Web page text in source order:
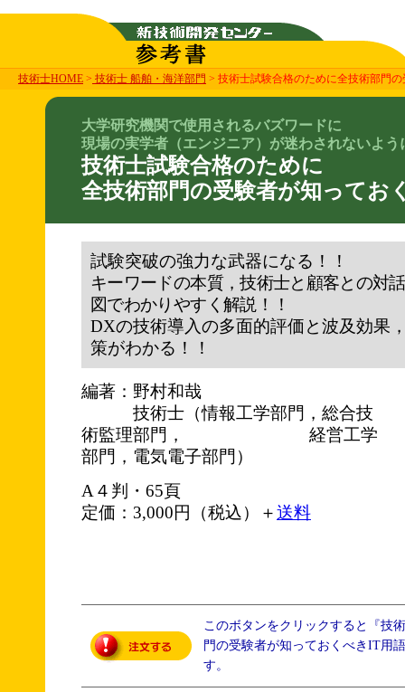
技術士HOME > 技術士 船舶・海洋部門 > 技術士試験合格のために全技術部門
大学研究機関で使用されるバズワードに
現場の実学者（エンジニア）が迷わされないよう
技術士試験合格のために
全技術部門の受験者が知ってお
試験突破の強力な武器になる！！
キーワードの本質，技術士と顧客との対
図でわかりやすく解説！！
DXの技術導入の多面的評価と波及効果
策がわかる！！
編著：野村和哉
技術士（情報工学部門，総合技
術監理部門， 経営工学
部門，電気電子部門）
A４判・65頁
定価：3,000円（税込）＋送料
このボタンをクリックすると『技
門の受験者が知っておくべきIT用
す。